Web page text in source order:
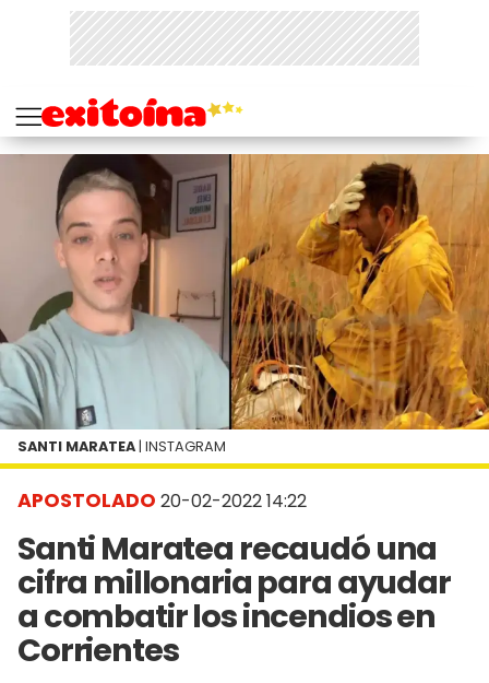
APOSTOLADO 20-02-2022 14:22
Santi Maratea recaudó una
cifra millonaria para ayudar
a combatir los incendios en
Corrientes
SANTI MARATEA | INSTAGRAM